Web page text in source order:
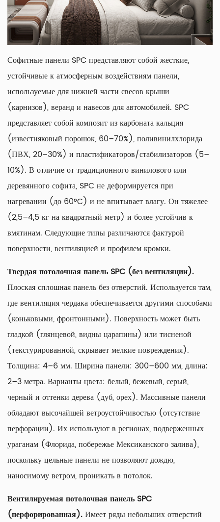
Софитные панели SPC представляют собой жесткие,
устойчивые к атмосферным воздействиям панели,
используемые для нижней части свесов крыши
(карнизов), веранд и навесов для автомобилей. SPC
представляет собой композит из карбоната кальция
(известняковый порошок, 60–70%), поливинилхлорида
(ПВХ, 20–30%) и пластификаторов/стабилизаторов (5–
10%). В отличие от традиционного винилового или
деревянного софита, SPC не деформируется при
нагревании (до 60°C) и не впитывает влагу. Он тяжелее
(2,5–4,5 кг на квадратный метр) и более устойчив к
вмятинам. Следующие типы различаются фактурой
поверхности, вентиляцией и профилем кромки.
Твердая потолочная панель SPC (без вентиляции).
Плоская сплошная панель без отверстий. Используется там,
где вентиляция чердака обеспечивается другими способами
(коньковыми, фронтонными). Поверхность может быть
гладкой (глянцевой, видны царапины) или тисненой
(текстурированной, скрывает мелкие повреждения).
Толщина: 4–6 мм. Ширина панели: 300–600 мм, длина:
2–3 метра. Варианты цвета: белый, бежевый, серый,
черный и оттенки дерева (дуб, орех). Массивные панели
обладают высочайшей ветроустойчивостью (отсутствие
перфорации). Их используют в регионах, подверженных
ураганам (Флорида, побережье Мексиканского залива),
поскольку цельные панели не позволяют дождю,
наносимому ветром, проникать в потолок.
Вентилируемая потолочная панель SPC
(перфорированная).Имеет ряды небольших отверстий